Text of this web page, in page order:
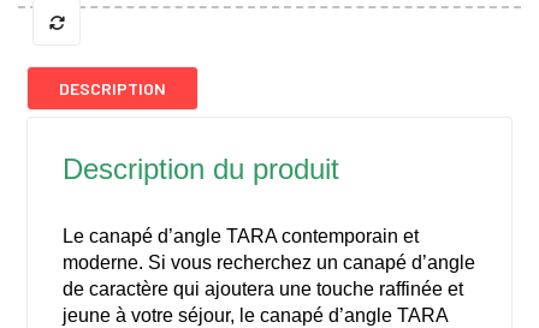
DESCRIPTION
Description du produit
Le canapé d’angle TARA contemporain et
moderne. Si vous recherchez un canapé d’angle
de caractère qui ajoutera une touche raffinée et
jeune à votre séjour, le canapé d’angle TARA